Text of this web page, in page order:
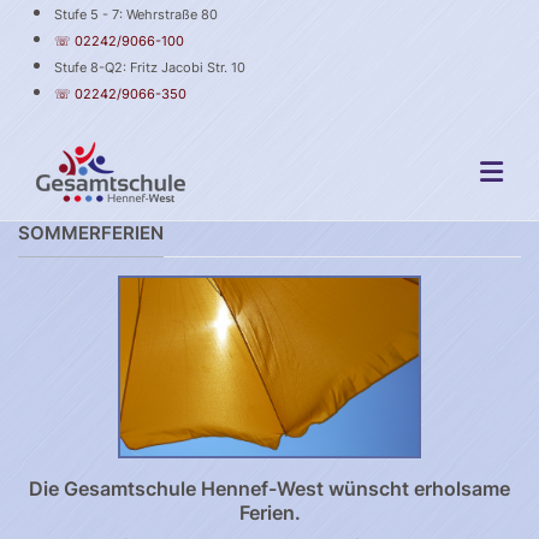
Stufe 5 - 7: Wehrstraße 80
☏ 02242/9066-100
Stufe 8-Q2: Fritz Jacobi Str. 10
☏ 02242/9066-350
SOMMERFERIEN
Die Gesamtschule Hennef-West wünscht erholsame
Ferien.